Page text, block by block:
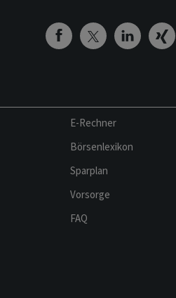
E-Rechner
Börsenlexikon
Sparplan
Vorsorge
FAQ